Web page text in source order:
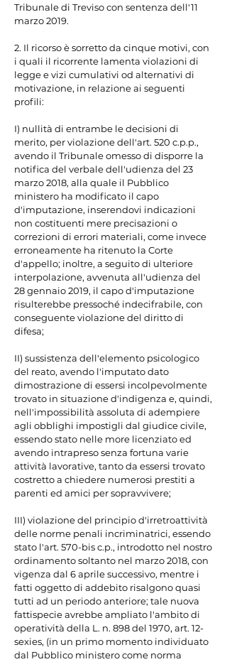
Tribunale di Treviso con sentenza dell'11
marzo 2019.
2. Il ricorso è sorretto da cinque motivi, con
i quali il ricorrente lamenta violazioni di
legge e vizi cumulativi od alternativi di
motivazione, in relazione ai seguenti
profili:
I) nullità di entrambe le decisioni di
merito, per violazione dell'art. 520 c.p.p.,
avendo il Tribunale omesso di disporre la
notifica del verbale dell'udienza del 23
marzo 2018, alla quale il Pubblico
ministero ha modificato il capo
d'imputazione, inserendovi indicazioni
non costituenti mere precisazioni o
correzioni di errori materiali, come invece
erroneamente ha ritenuto la Corte
d'appello; inoltre, a seguito di ulteriore
interpolazione, avvenuta all'udienza del
28 gennaio 2019, il capo d'imputazione
risulterebbe pressoché indecifrabile, con
conseguente violazione del diritto di
difesa;
II) sussistenza dell'elemento psicologico
del reato, avendo l'imputato dato
dimostrazione di essersi incolpevolmente
trovato in situazione d'indigenza e, quindi,
nell'impossibilità assoluta di adempiere
agli obblighi impostigli dal giudice civile,
essendo stato nelle more licenziato ed
avendo intrapreso senza fortuna varie
attività lavorative, tanto da essersi trovato
costretto a chiedere numerosi prestiti a
parenti ed amici per sopravvivere;
III) violazione del principio d'irretroattività
delle norme penali incriminatrici, essendo
stato l'art. 570-bis c.p., introdotto nel nostro
ordinamento soltanto nel marzo 2018, con
vigenza dal 6 aprile successivo, mentre i
fatti oggetto di addebito risalgono quasi
tutti ad un periodo anteriore; tale nuova
fattispecie avrebbe ampliato l'ambito di
operatività della L. n. 898 del 1970, art. 12-
sexies, (in un primo momento individuato
dal Pubblico ministero come norma